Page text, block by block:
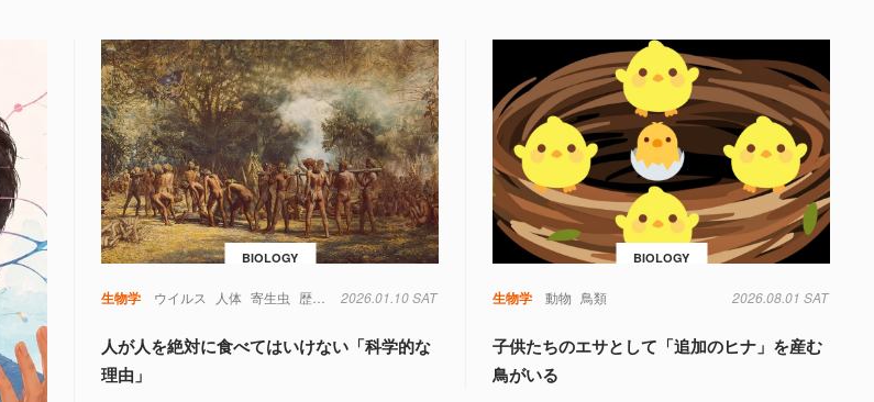
BIOLOGY
生物学 ウイルス 人体 寄生虫 歴史 考古学
2026.01.10 SAT
人が人を絶対に食べてはいけない「科学的な
理由」
BIOLOGY
生物学 動物 鳥類 2026.08.01 SAT
子供たちのエサとして「追加のヒナ」を産む
鳥がいる